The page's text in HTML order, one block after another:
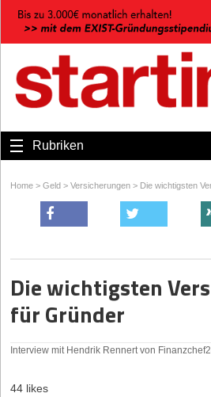
Rubriken
Home > Geld > Versicherungen > Die wichtigsten
Die wichtigsten
für Gründer
Interview mit Hendrik Rennert von
44 likes